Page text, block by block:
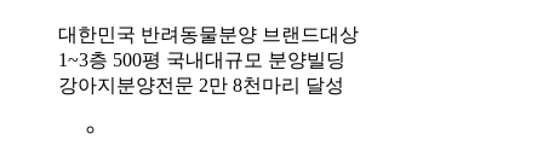
대한민국 반려동물분양 브랜드대상
1~3층 500평 국내대규모 분양빌딩
강아지분양전문 2만 8천마리 달성